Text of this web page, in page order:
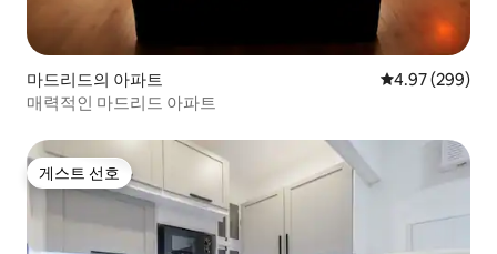
마드리드의 아파트 평점 4.97점(5
4.97 (299)
매력적인 마드리드 아파트
게스트 선호
게스트 선호